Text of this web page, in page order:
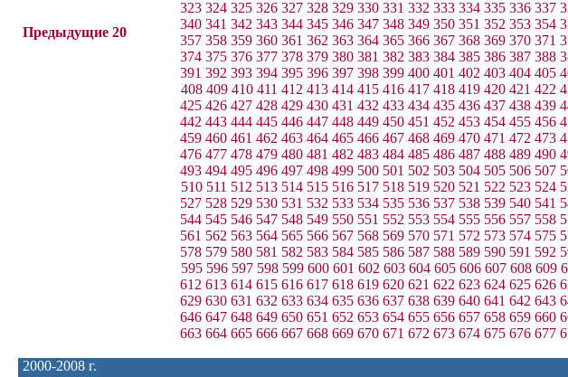
Предыдущие 20
323 324 325 326 327 328 329 330 331 332 333 334 335 336 337
340 341 342 343 344 345 346 347 348 349 350 351 352 353 354
357 358 359 360 361 362 363 364 365 366 367 368 369 370 371
374 375 376 377 378 379 380 381 382 383 384 385 386 387 388
391 392 393 394 395 396 397 398 399 400 401 402 403 404 405
408 409 410 411 412 413 414 415 416 417 418 419 420 421 422
425 426 427 428 429 430 431 432 433 434 435 436 437 438 439
442 443 444 445 446 447 448 449 450 451 452 453 454 455 456
459 460 461 462 463 464 465 466 467 468 469 470 471 472 473
476 477 478 479 480 481 482 483 484 485 486 487 488 489 490
493 494 495 496 497 498 499 500 501 502 503 504 505 506 507
510 511 512 513 514 515 516 517 518 519 520 521 522 523 524
527 528 529 530 531 532 533 534 535 536 537 538 539 540 541
544 545 546 547 548 549 550 551 552 553 554 555 556 557 558
561 562 563 564 565 566 567 568 569 570 571 572 573 574 575
578 579 580 581 582 583 584 585 586 587 588 589 590 591 592
595 596 597 598 599 600 601 602 603 604 605 606 607 608 609
612 613 614 615 616 617 618 619 620 621 622 623 624 625 626
629 630 631 632 633 634 635 636 637 638 639 640 641 642 643
646 647 648 649 650 651 652 653 654 655 656 657 658 659 660
663 664 665 666 667 668 669 670 671 672 673 674 675 676 677
2000-2008 г.